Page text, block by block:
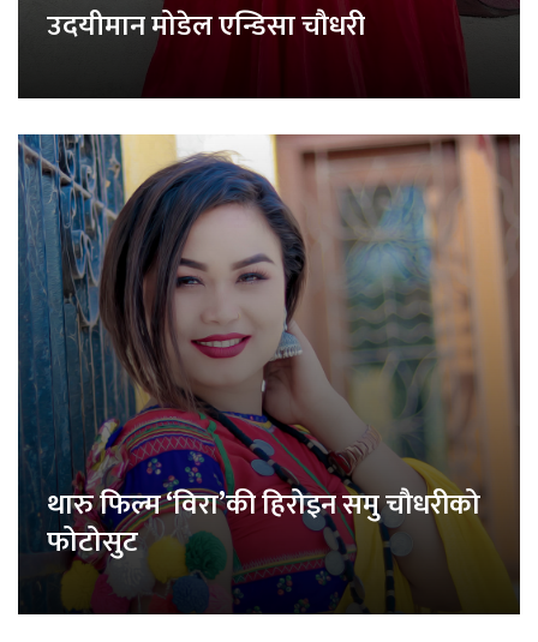
उदयीमान मोडेल एन्डिसा चौधरी
थारु फिल्म ‘विरा’की हिरोइन समु चौधरीको
फोटोसुट